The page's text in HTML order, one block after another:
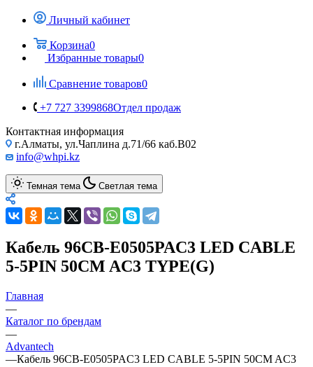
Личный кабинет
Корзина0
Избранные товары0
Сравнение товаров0
+7 727 3399868Отдел продаж
Контактная информация
г.Алматы, ул.Чаплина д.71/66 каб.B02
info@whpi.kz
Темная тема Светлая тема
Кабель 96CB-E0505PAC3 LED CABLE
5-5PIN 50CM AC3 TYPE(G)
Главная
—
Каталог по брендам
—
Advantech
—Кабель 96CB-E0505PAC3 LED CABLE 5-5PIN 50CM AC3